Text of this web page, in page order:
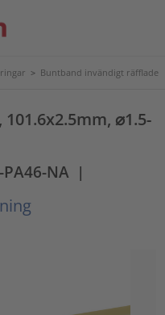
> Buntband invändigt räfflade
⌀1.5-
PA46-NA |